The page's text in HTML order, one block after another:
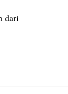
dari